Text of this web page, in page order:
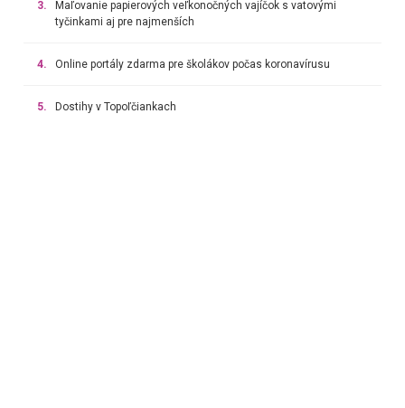
3.
Maľovanie papierových veľkonočných vajíčok s vatovými
tyčinkami aj pre najmenších
4. Online portály zdarma pre školákov počas koronavírusu
5. Dostihy v Topoľčiankach